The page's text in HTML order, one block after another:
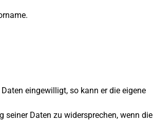
eingewilligt, so kann er die eigene
seiner Daten zu widersprechen, wenn die